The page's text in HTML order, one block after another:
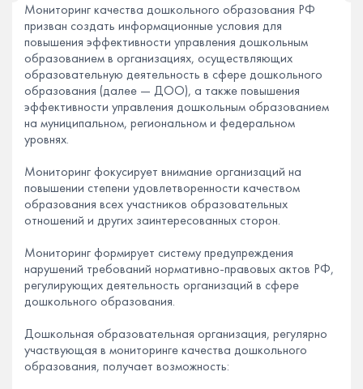
Мониторинг качества дошкольного образования РФ
призван создать информационные условия для
повышения эффективности управления дошкольным
образованием в организациях, осуществляющих
образовательную деятельность в сфере дошкольного
образования (далее — ДОО), а также повышения
эффективности управления дошкольным образованием
на муниципальном, региональном и федеральном
уровнях.
Мониторинг фокусирует внимание организаций на
повышении степени удовлетворенности качеством
образования всех участников образовательных
отношений и других заинтересованных сторон.
Мониторинг формирует систему предупреждения
нарушений требований нормативно-правовых актов РФ,
регулирующих деятельность организаций в сфере
дошкольного образования.
Дошкольная образовательная организация, регулярно
участвующая в мониторинге качества дошкольного
образования, получает возможность: